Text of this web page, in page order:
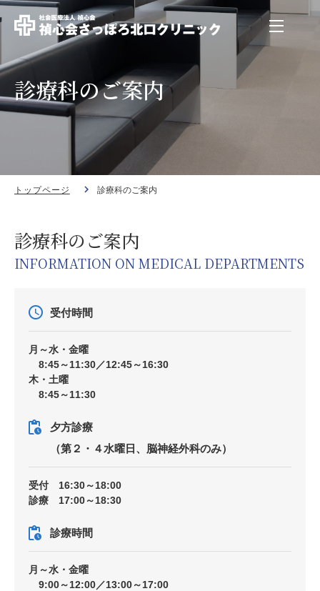
診療科のご案内
トップページ 診療科のご案内
診療科のご案内
INFORMATION ON MEDICAL DEPARTMENTS
受付時間
月～水・金曜
8:45～11:30／12:45～16:30
木・土曜
8:45～11:30
夕方診療
（第２・４水曜日、脳神経外科のみ）
受付 16:30～18:00
診療 17:00～18:30
診療時間
月～水・金曜
9:00～12:00／13:00～17:00